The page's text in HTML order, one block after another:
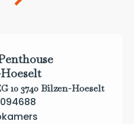
10 3740 Bilzen-Hoeselt